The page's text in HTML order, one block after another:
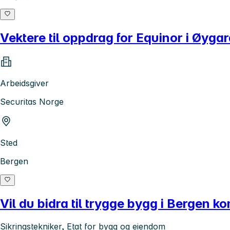
Vektere til oppdrag for Equinor i
Arbeidsgiver
Securitas Norge
Sted
Bergen
Vil du bidra til trygge bygg i Bergen
Sikringstekniker, Etat for bygg og eiendom